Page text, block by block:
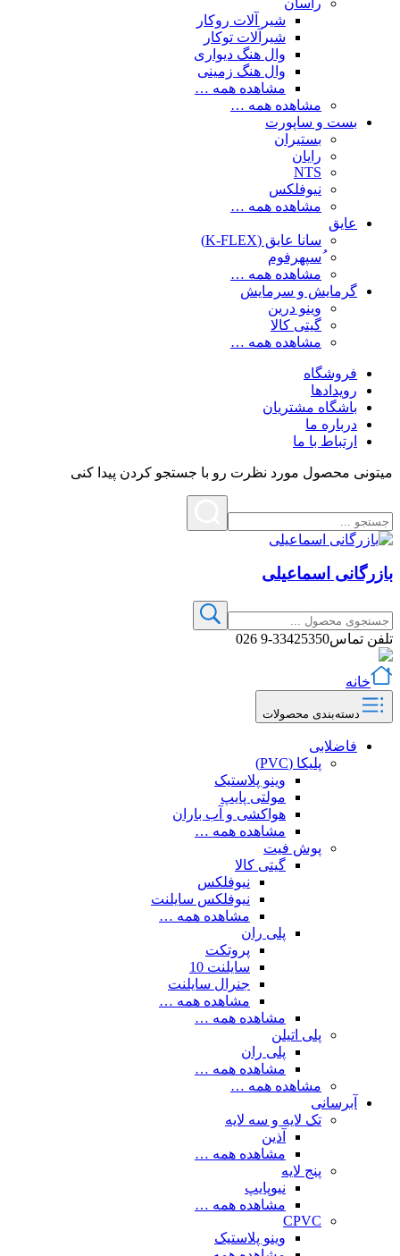
شیر آلات روکار
شیرآلات توکار
وال هنگ دیواری
وال هنگ زمینی
مشاهده همه …
مشاهده همه …
بست و ساپورت
بستیران
رایان
NTS
نیوفلکس
مشاهده همه …
عایق
سانا عایق (K-FLEX)
ُسپهرفوم
مشاهده همه …
گرمایش و سرمایش
وینو درین
گیتی کالا
مشاهده همه …
فروشگاه
رویدادها
باشگاه مشتریان
درباره ما
ارتباط با ما
میتونی محصول مورد نظرت رو با جستجو کردن پیدا کنی
بازرگانی اسماعیلی
تلفن تماس33425350-9 026
خانه
دسته‌بندی محصولات
فاضلابی
پلیکا (PVC)
وینو پلاستیک
مولتی پایپ
هواکشی و آب باران
مشاهده همه …
پوش فیت
گیتی کالا
نیوفلکس
نیوفلکس سایلنت
مشاهده همه …
پلی ران
پروتکت
سایلنت 10
جنرال سایلنت
مشاهده همه …
مشاهده همه …
پلی اتیلن
پلی ران
مشاهده همه …
مشاهده همه …
آبرسانی
تک لایه و سه لایه
آذین
مشاهده همه …
پنج لایه
نیوپایپ
مشاهده همه …
CPVC
وینو پلاستیک